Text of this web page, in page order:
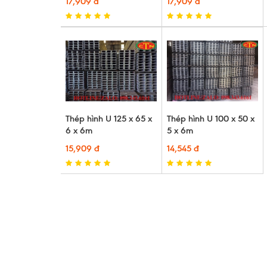
Thép hình U 125 x 65 x
6 x 6m
15,909 đ
Thép hình U 100 x 50 x
5 x 6m
14,545 đ